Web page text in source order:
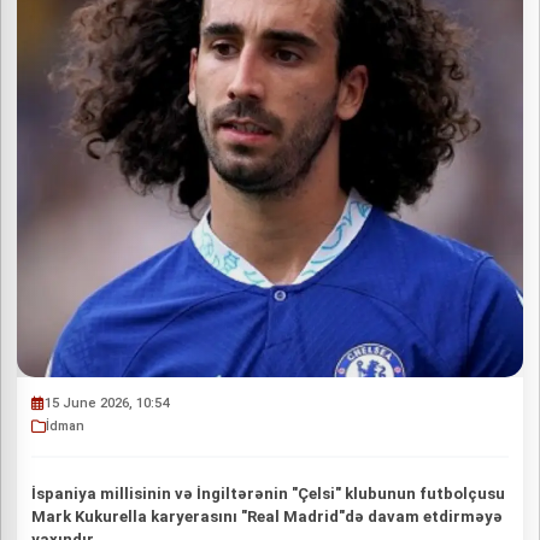
15 June 2026, 10:54
İdman
İspaniya millisinin və İngiltərənin "Çelsi" klubunun futbolçusu
Mark Kukurella karyerasını "Real Madrid"də davam etdirməyə